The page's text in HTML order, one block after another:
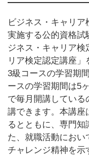
ビジネス・キャリ
実施する公的資格試
ジネス・キャリア
リア検定認定講座」
3級コースの学習期
ースの学習期間は5
で毎月開講している
講できます。本講座
るとともに、専門知
た、就職活動におい
チャレンジ精神を示